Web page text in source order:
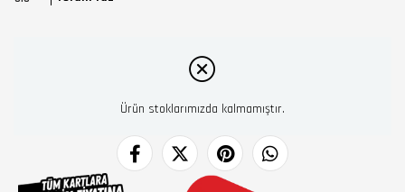
Ürün stoklarımızda kalmamıştır.